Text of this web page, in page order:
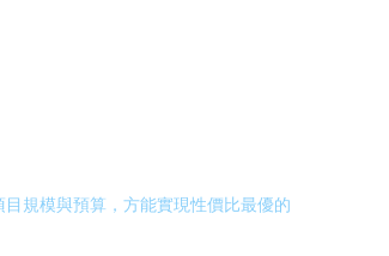
規模與預算，方能實現性價比最優的